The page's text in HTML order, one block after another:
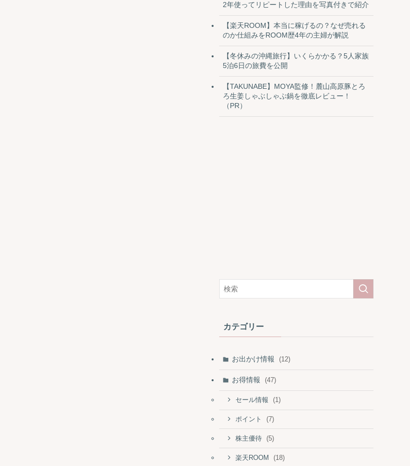
2年使ってリピートした理由を写真付きで紹介
【楽天ROOM】本当に稼げるの？なぜ売れる
のか仕組みをROOM歴4年の主婦が解説
【冬休みの沖縄旅行】いくらかかる？5人家族
5泊6日の旅費を公開
【TAKUNABE】MOYA監修！麓山高原豚とろ
ろ生姜しゃぶしゃぶ鍋を徹底レビュー！
（PR）
カテゴリー
お出かけ情報 (12)
お得情報 (47)
セール情報 (1)
ポイント (7)
株主優待 (5)
楽天ROOM (18)